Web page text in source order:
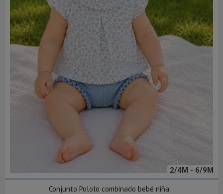
2/4M - 6/9M
Conjunto Pololo combinado bebé niña...